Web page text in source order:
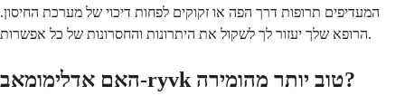
המעדיפים תרופות דרך הפה או זקוקים לפחות דיכוי של מערכת החיסון.
הרופא שלך יעזור לך לשקול את היתרונות והחסרונות של כל אפשרות.
האם אדלימומאב-ryvk טוב יותר מהומירה?